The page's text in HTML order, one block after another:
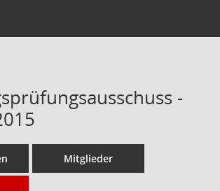
-
Mitglieder